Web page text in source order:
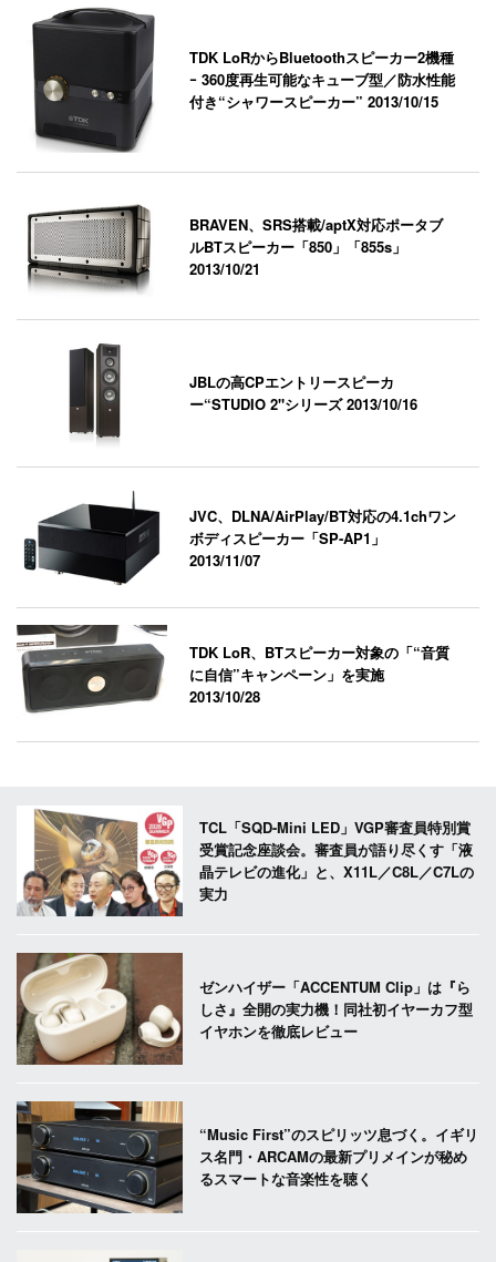
TDK LoRからBluetoothスピーカー2機種
ｰ 360度再生可能なキューブ型／防水性能
付き“シャワースピーカー”2013/10/15
BRAVEN、SRS搭載/aptX対応ポータブ
ルBTスピーカー「850」「855s」
2013/10/21
JBLの高CPエントリースピーカ
ー“STUDIO 2"シリーズ2013/10/16
JVC、DLNA/AirPlay/BT対応の4.1chワン
ボディスピーカー「SP‐AP1」
2013/11/07
TDK LoR、BTスピーカー対象の「“音質
に自信”キャンペーン」を実施
2013/10/28
TCL「SQD-Mini LED」VGP審査員特別賞
受賞記念座談会。審査員が語り尽くす「液
晶テレビの進化」と、X11L／C8L／C7Lの
実力
ゼンハイザー「ACCENTUM Clip」は『ら
しさ』全開の実力機！同社初イヤーカフ型
イヤホンを徹底レビュー
“Music First”のスピリッツ息づく。イギリ
ス名門・ARCAMの最新プリメインが秘め
るスマートな音楽性を聴く